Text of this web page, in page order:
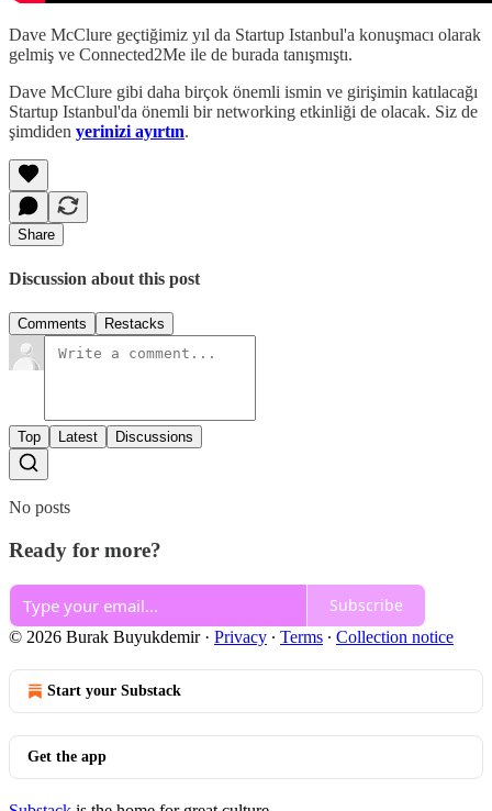
Dave McClure geçtiğimiz yıl da Startup Istanbul'a konuşmacı olarak
gelmiş ve Connected2Me ile de burada tanışmıştı.
Dave McClure gibi daha birçok önemli ismin ve girişimin katılacağı
Startup Istanbul'da önemli bir networking etkinliği de olacak. Siz de
şimdiden yerinizi ayırtın.
Share
Discussion about this post
Comments Restacks
Top Latest Discussions
No posts
Ready for more?
Subscribe
© 2026 Burak Buyukdemir· Privacy ∙ Terms ∙ Collection notice
Start your Substack
Get the app